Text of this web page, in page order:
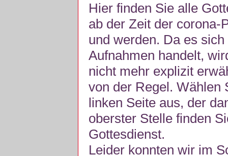
Hier finden Sie alle
ab der Zeit der corona-
und werden. Da es
Aufnahmen handelt,
nicht mehr explizit
von der Regel. Wählen
linken Seite aus, der
oberster Stelle finden
Gottesdienst.
Leider konnten wir im